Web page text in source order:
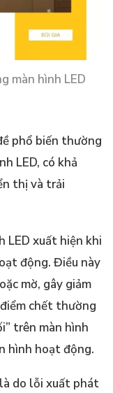
màn hình LED
phổ biến thường
LED, có khả
thị và trải
LED xuất hiện khi
động. Điều này
mờ, gây giảm
chết thường
trên màn hình
hình hoạt động.
do lỗi xuất phát